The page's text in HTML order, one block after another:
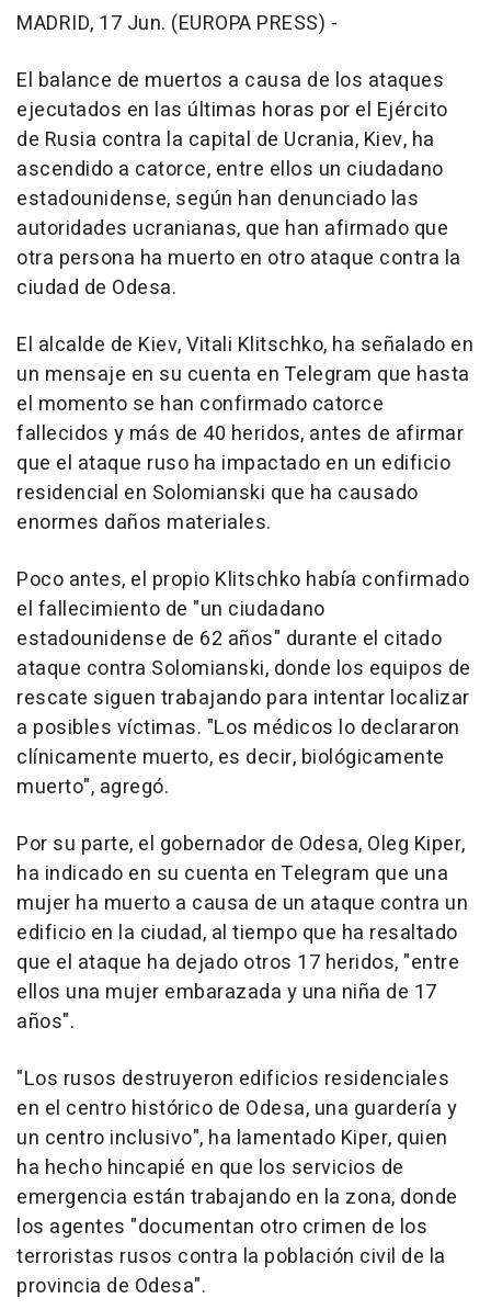
MADRID, 17 Jun. (EUROPA PRESS) -
El balance de muertos a causa de los ataques
ejecutados en las últimas horas por el Ejército
de Rusia contra la capital de Ucrania, Kiev, ha
ascendido a catorce, entre ellos un ciudadano
estadounidense, según han denunciado las
autoridades ucranianas, que han afirmado que
otra persona ha muerto en otro ataque contra la
ciudad de Odesa.
El alcalde de Kiev, Vitali Klitschko, ha señalado en
un mensaje en su cuenta en Telegram que hasta
el momento se han confirmado catorce
fallecidos y más de 40 heridos, antes de afirmar
que el ataque ruso ha impactado en un edificio
residencial en Solomianski que ha causado
enormes daños materiales.
Poco antes, el propio Klitschko había confirmado
el fallecimiento de "un ciudadano
estadounidense de 62 años" durante el citado
ataque contra Solomianski, donde los equipos de
rescate siguen trabajando para intentar localizar
a posibles víctimas. "Los médicos lo declararon
clínicamente muerto, es decir, biológicamente
muerto", agregó.
Por su parte, el gobernador de Odesa, Oleg Kiper,
ha indicado en su cuenta en Telegram que una
mujer ha muerto a causa de un ataque contra un
edificio en la ciudad, al tiempo que ha resaltado
que el ataque ha dejado otros 17 heridos, "entre
ellos una mujer embarazada y una niña de 17
años".
"Los rusos destruyeron edificios residenciales
en el centro histórico de Odesa, una guardería y
un centro inclusivo", ha lamentado Kiper, quien
ha hecho hincapié en que los servicios de
emergencia están trabajando en la zona, donde
los agentes "documentan otro crimen de los
terroristas rusos contra la población civil de la
provincia de Odesa".